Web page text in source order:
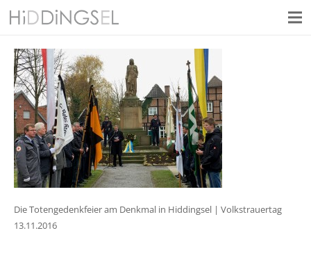
Die Totengedenkfeier am Denkmal in Hiddingsel | Volkstrauertag
13.11.2016